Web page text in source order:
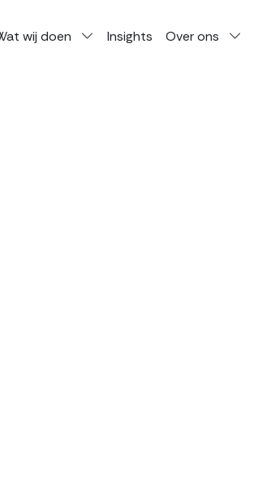
wij doen Insights Over ons